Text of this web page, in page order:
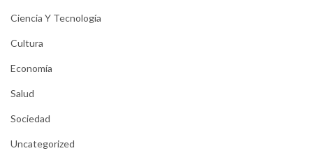
Ciencia Y Tecnología
Cultura
Economía
Salud
Sociedad
Uncategorized